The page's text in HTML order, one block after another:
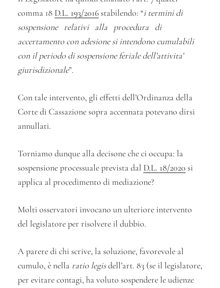
comma 18 D.L. 193/2016stabilendo: “i termini di
sospensione relativi alla procedura di
accertamento con adesione si intendono cumulabili
con il periodo di sospensione feriale dell’attivita’
giurisdizionale”.
Con tale intervento, gli effetti dell’Ordinanza della
Corte di Cassazione sopra accennata potevano dirsi
annullati.
Torniamo dunque alla decisone che ci occupa: la
sospensione processuale prevista dal D.L. 18/2020 si
applica al procedimento di mediazione?
Molti osservatori invocano un ulteriore intervento
del legislatore per risolvere il dubbio.
A parere di chi scrive, la soluzione, favorevole al
cumulo, è nella ratio legisdell’art. 83 (se il legislatore,
per evitare contagi, ha voluto sospendere le udienze